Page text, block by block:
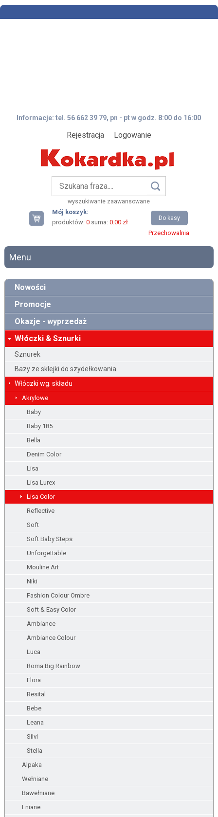
Informacje: tel. 56 662 39 79, pn - pt w godz. 8:00 do 16:00
Rejestracja Logowanie
wyszukiwanie zaawansowane
Mój koszyk:
produktów: 0suma: 0.00 zł
Do kasy
Przechowalnia
Menu
Nowości
Promocje
Okazje - wyprzedaż
Włóczki & Sznurki
Sznurek
Bazy ze sklejki do szydełkowania
Włóczki wg. składu
Akrylowe
Baby
Baby 185
Bella
Denim Color
Lisa
Lisa Lurex
Lisa Color
Reflective
Soft
Soft Baby Steps
Unforgettable
Mouline Art
Niki
Fashion Colour Ombre
Soft & Easy Color
Ambiance
Ambiance Colour
Luca
Roma Big Rainbow
Flora
Resital
Bebe
Leana
Silvi
Stella
Alpaka
Wełniane
Bawełniane
Lniane